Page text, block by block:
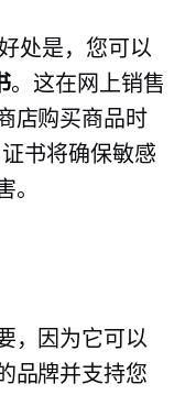
处是，您可以
。这在网上销售
店购买商品时
书将确保敏感
。
，因为它可以
品牌并支持您